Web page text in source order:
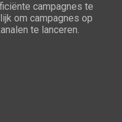
campagnes te
om campagnes op
te lanceren.